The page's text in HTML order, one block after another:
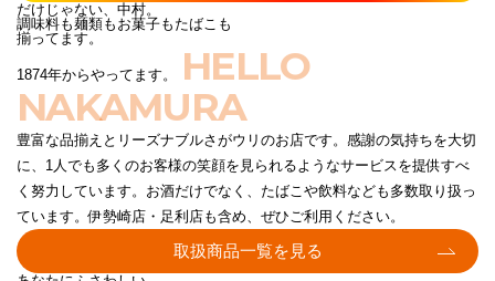
だけじゃない、中村。
調味料も麺類もお菓子もたばこも
揃ってます。
1874年からやってます。
HELLO
NAKAMURA
豊富な品揃えとリーズナブルさがウリのお店です。感謝の気持ちを大切
に、1人でも多くのお客様の笑顔を見られるようなサービスを提供すべ
く努力しています。お酒だけでなく、たばこや飲料なども多数取り扱っ
ています。伊勢崎店・足利店も含め、ぜひご利用ください。
取扱商品一覧を見る